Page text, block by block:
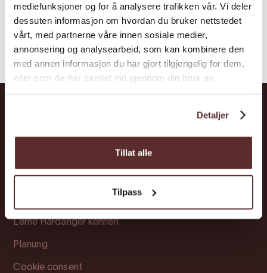
mediefunksjoner og for å analysere trafikken vår. Vi deler
dessuten informasjon om hvordan du bruker nettstedet
vårt, med partnerne våre innen sosiale medier,
annonsering og analysearbeid, som kan kombinere den
med annen informasjon du har gjort tilgjengelig for dem,
eller som de har samlet inn gjennom din bruk av
Detaljer
Tillat alle
Tilpass
Übernachtung
Lerne Hardanger kennen
Planung
Cookie consent